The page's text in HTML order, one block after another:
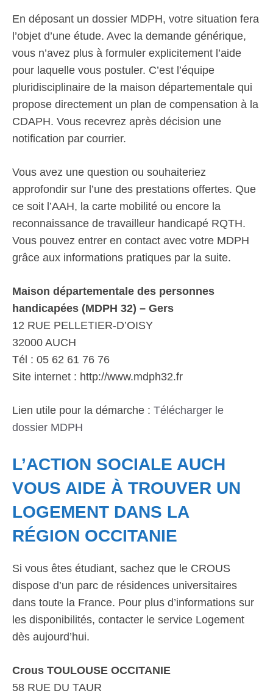
En déposant un dossier MDPH, votre situation fera
l’objet d’une étude. Avec la demande générique,
vous n’avez plus à formuler explicitement l’aide
pour laquelle vous postuler. C’est l’équipe
pluridisciplinaire de la maison départementale qui
propose directement un plan de compensation à la
CDAPH. Vous recevrez après décision une
notification par courrier.
Vous avez une question ou souhaiteriez
approfondir sur l’une des prestations offertes. Que
ce soit l’AAH, la carte mobilité ou encore la
reconnaissance de travailleur handicapé RQTH.
Vous pouvez entrer en contact avec votre MDPH
grâce aux informations pratiques par la suite.
Maison départementale des personnes
handicapées (MDPH 32) – Gers
12 RUE PELLETIER-D’OISY
32000 AUCH
Tél : 05 62 61 76 76
Site internet : http://www.mdph32.fr
Lien utile pour la démarche : Télécharger le
dossier MDPH
L’ACTION SOCIALE AUCH
VOUS AIDE À TROUVER UN
LOGEMENT DANS LA
RÉGION OCCITANIE
Si vous êtes étudiant, sachez que le CROUS
dispose d’un parc de résidences universitaires
dans toute la France. Pour plus d’informations sur
les disponibilités, contacter le service Logement
dès aujourd’hui.
Crous TOULOUSE OCCITANIE
58 RUE DU TAUR